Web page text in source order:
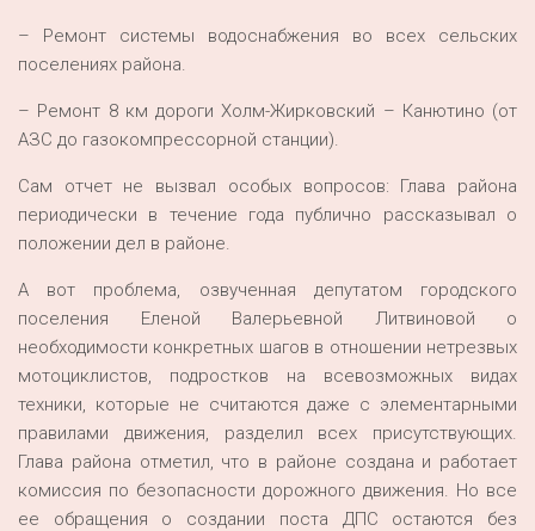
– Ремонт системы водоснабжения во всех сельских
поселениях района.
– Ремонт 8 км дороги Холм-Жирковский – Канютино (от
АЗС до газокомпрессорной станции).
Сам отчет не вызвал особых вопросов: Глава района
периодически в течение года публично рассказывал о
положении дел в районе.
А вот проблема, озвученная депутатом городского
поселения Еленой Валерьевной Литвиновой о
необходимости конкретных шагов в отношении нетрезвых
мотоциклистов, подростков на всевозможных видах
техники, которые не считаются даже с элементарными
правилами движения, разделил всех присутствующих.
Глава района отметил, что в районе создана и работает
комиссия по безопасности дорожного движения. Но все
ее обращения о создании поста ДПС остаются без